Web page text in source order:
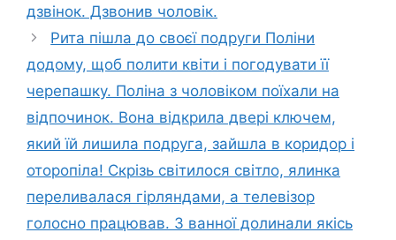
дзвінок. Дзвонив чоловік.
Рита пішла до своєї подруги Поліни
додому, щоб полити квіти і погодувати її
черепашку. Поліна з чоловіком поїхали на
відпочинок. Вона відкрила двері ключем,
який їй лишила подруга, зайшла в коридор і
оторопіла! Скрізь світилося світло, ялинка
переливалася гірляндами, а телевізор
голосно працював. З ванної долинали якісь